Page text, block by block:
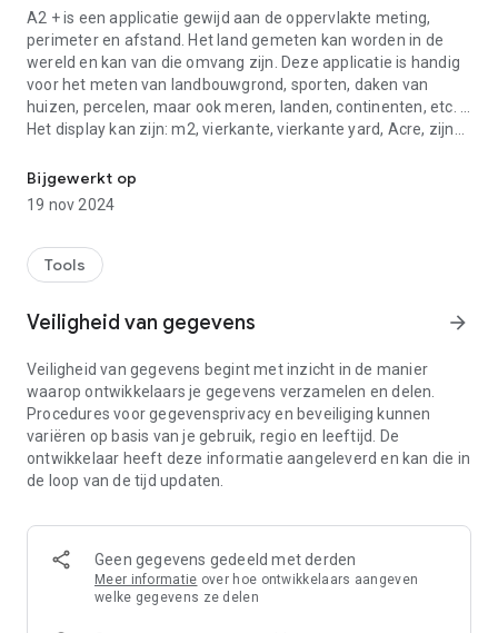
A2 + is een applicatie gewijd aan de oppervlakte meting,
perimeter en afstand. Het land gemeten kan worden in de
wereld en kan van die omvang zijn. Deze applicatie is handig
voor het meten van landbouwgrond, sporten, daken van
huizen, percelen, maar ook meren, landen, continenten, etc. ...
Het display kan zijn: m2, vierkante, vierkante yard, Acre, zijn
A2 + kan meten en de omtrek van de bodem, tussengelegen
afstanden en hoeken tussen elk punt weergegeven. De
De toepassing toont het Franse kadaster bovenop de kaart.
Aldus wordt de meetnauwkeurigheid plaatsen sterk
A2 + kan plannen opslaan, bewerken en exporteren via e-mail
software zoals Google Earth, Google Maps, Google Mobile
World Wind, Sketchup ...) en "DXF" ( AutoCAD).
A2 + maakt gebruik van Google Maps en GPS voor
geotagging.
Japans.
A2 + heeft 4 modi:
Bijgewerkt op
19 nov 2024
Tools
Veiligheid van gegevens arrow_forward
Veiligheid van gegevens begint met inzicht in de manier
waarop ontwikkelaars je gegevens verzamelen en delen.
Procedures voor gegevensprivacy en beveiliging kunnen
variëren op basis van je gebruik, regio en leeftijd. De
ontwikkelaar heeft deze informatie aangeleverd en kan die in
de loop van de tijd updaten.
Geen gegevens gedeeld met derden
Meer informatie over hoe ontwikkelaars aangeven
welke gegevens ze delen